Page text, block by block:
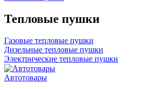
Тепловые пушки
Газовые тепловые пушки
Дизельные тепловые пушки
Электрические тепловые пушки
Автотовары